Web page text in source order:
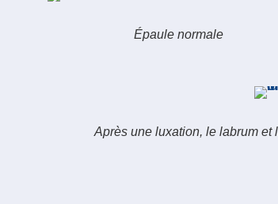
Épaule normale
Après une luxation, le labrum et